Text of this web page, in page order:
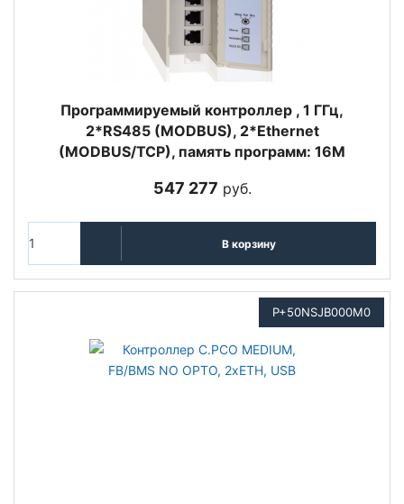
Программируемый контроллер , 1 ГГц,
2*RS485 (MODBUS), 2*Ethernet
(MODBUS/TCP), память программ: 16M
547 277 руб.
В корзину
P+50NSJB000M0